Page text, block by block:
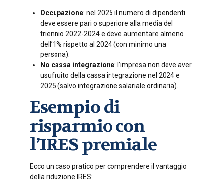
Occupazione: nel 2025 il numero di dipendenti
deve essere pari o superiore alla media del
triennio 2022-2024 e deve aumentare almeno
dell’1% rispetto al 2024 (con minimo una
persona).
No cassa integrazione: l’impresa non deve aver
usufruito della cassa integrazione nel 2024 e
2025 (salvo integrazione salariale ordinaria).
Esempio di
risparmio con
l’IRES premiale
Ecco un caso pratico per comprendere il vantaggio
della riduzione IRES: